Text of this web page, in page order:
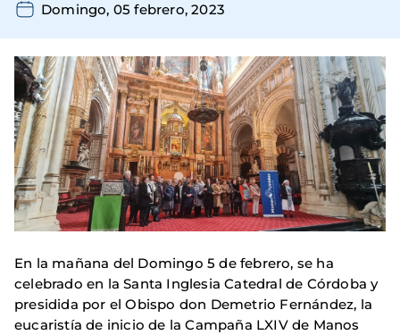
Domingo, 05 febrero, 2023
En la mañana del Domingo 5 de febrero, se ha
celebrado en la Santa Inglesia Catedral de Córdoba y
presidida por el Obispo don Demetrio Fernández, la
eucaristía de inicio de la Campaña LXIV de Manos